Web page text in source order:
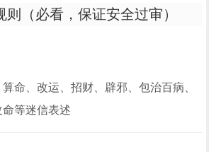
（必看，保证安全过审）
命、改运、招财、辟邪、包治百病、
命等迷信表述